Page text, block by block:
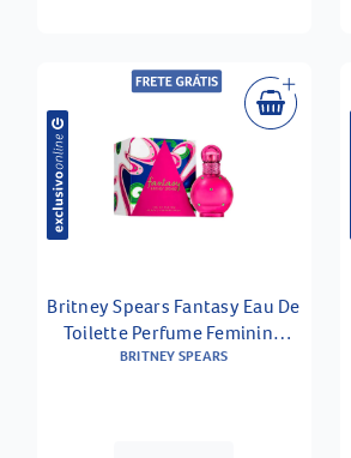
Britney Spears Fantasy Eau De
Toilette Perfume Feminino
30ml
BRITNEY SPEARS